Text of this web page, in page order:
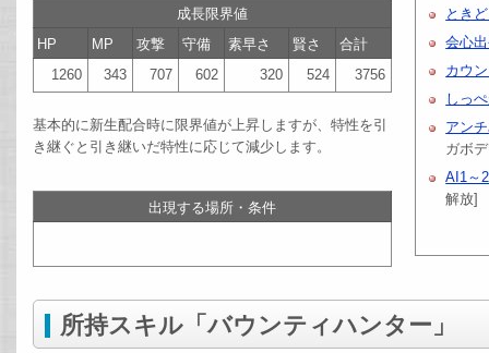
成長限界値
HP
MP 攻撃 守備 素早さ 賢さ
合計
1260
343 707 602 320 524 3756
基本的に新生配合時に限界値が上昇しますが、特性を引
き継ぐと引き継いだ特性に応じて減少します。
出現する場所・条件
とき
会心
カウ
しっ
アン
ガボ
AI1～
解放]
所持スキル「バウンティハンター」